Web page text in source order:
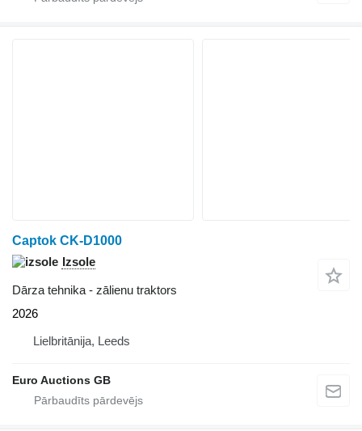
Captok CK-D1000
Izsole
Dārza tehnika - zālienu traktors
2026
Lielbritānija, Leeds
Euro Auctions GB